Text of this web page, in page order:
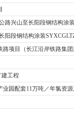
路兴山至长阳段钢结构涂
阳段钢结构涂装
项目（长江沿岸铁路集
工程
园配套11万吨／年氯资